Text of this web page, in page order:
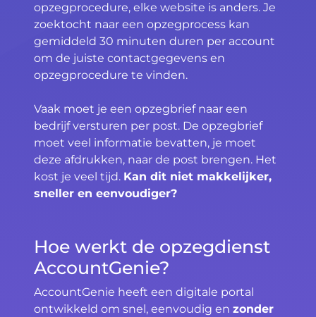
opzegprocedure, elke website is anders. Je
zoektocht naar een opzegprocess kan
gemiddeld 30 minuten duren per account
om de juiste contactgegevens en
opzegprocedure te vinden.
Vaak moet je een opzegbrief naar een
bedrijf versturen per post. De opzegbrief
moet veel informatie bevatten, je moet
deze afdrukken, naar de post brengen. Het
kost je veel tijd. Kan dit niet makkelijker,
sneller en eenvoudiger?
Hoe werkt de opzegdienst
AccountGenie?
AccountGenie heeft een digitale portal
ontwikkeld om snel, eenvoudig en zonder